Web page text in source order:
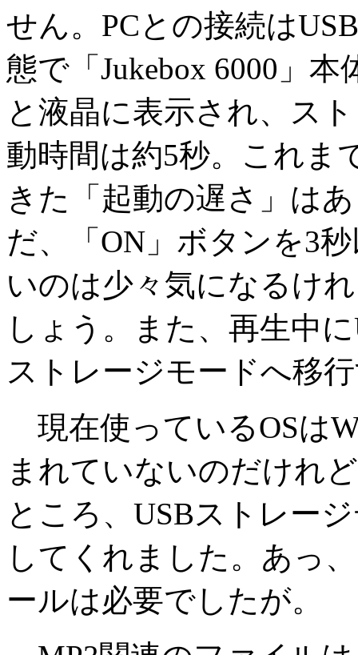
せん。PCとの接続は
態で「Jukebox 6000」
と液晶に表示され、ス
動時間は約5秒。これま
きた「起動の遅さ」は
だ、「ON」ボタンを3
いのは少々気になるけ
しょう。また、再生中
ストレージモードへ移
現在使っているOSは
まれていないのだけれ
ところ、USBストレー
してくれました。あっ
ールは必要でしたが。